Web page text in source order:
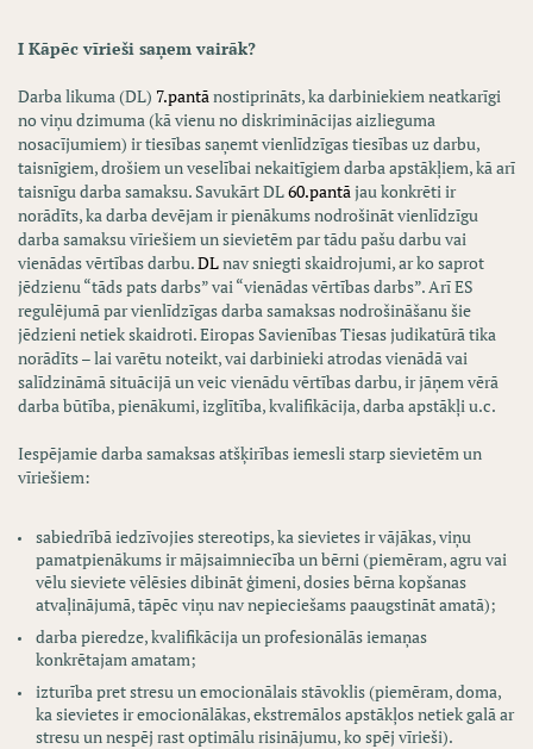
I Kāpēc vīrieši saņem vairāk?
Darba likuma (DL) 7.pantānostiprināts, ka darbiniekiem neatkarīgi
no viņu dzimuma (kā vienu no diskriminācijas aizlieguma
nosacījumiem) ir tiesības saņemt vienlīdzīgas tiesības uz darbu,
taisnīgiem, drošiem un veselībai nekaitīgiem darba apstākļiem, kā arī
taisnīgu darba samaksu. Savukārt DL60.pantājau konkrēti ir
norādīts, ka darba devējam ir pienākums nodrošināt vienlīdzīgu
darba samaksu vīriešiem un sievietēm par tādu pašu darbu vai
vienādas vērtības darbu.DLnav sniegti skaidrojumi, ar ko saprot
jēdzienu “tāds pats darbs” vai “vienādas vērtības darbs”. Arī ES
regulējumā par vienlīdzīgas darba samaksas nodrošināšanu šie
jēdzieni netiek skaidroti. Eiropas Savienības Tiesas judikatūrā tika
norādīts – lai varētu noteikt, vai darbinieki atrodas vienādā vai
salīdzināmā situācijā un veic vienādu vērtības darbu, ir jāņem vērā
darba būtība, pienākumi, izglītība, kvalifikācija, darba apstākļi u.c.
Iespējamie darba samaksas atšķirības iemesli starp sievietēm un
vīriešiem:
sabiedrībā iedzīvojies stereotips, ka sievietes ir vājākas, viņu
pamatpienākums ir mājsaimniecība un bērni (piemēram, agru vai
vēlu sieviete vēlēsies dibināt ģimeni, dosies bērna kopšanas
atvaļinājumā, tāpēc viņu nav nepieciešams paaugstināt amatā);
darba pieredze, kvalifikācija un profesionālās iemaņas
konkrētajam amatam;
izturība pret stresu un emocionālais stāvoklis (piemēram, doma,
ka sievietes ir emocionālākas, ekstremālos apstākļos netiek galā ar
stresu un nespēj rast optimālu risinājumu, ko spēj vīrieši).